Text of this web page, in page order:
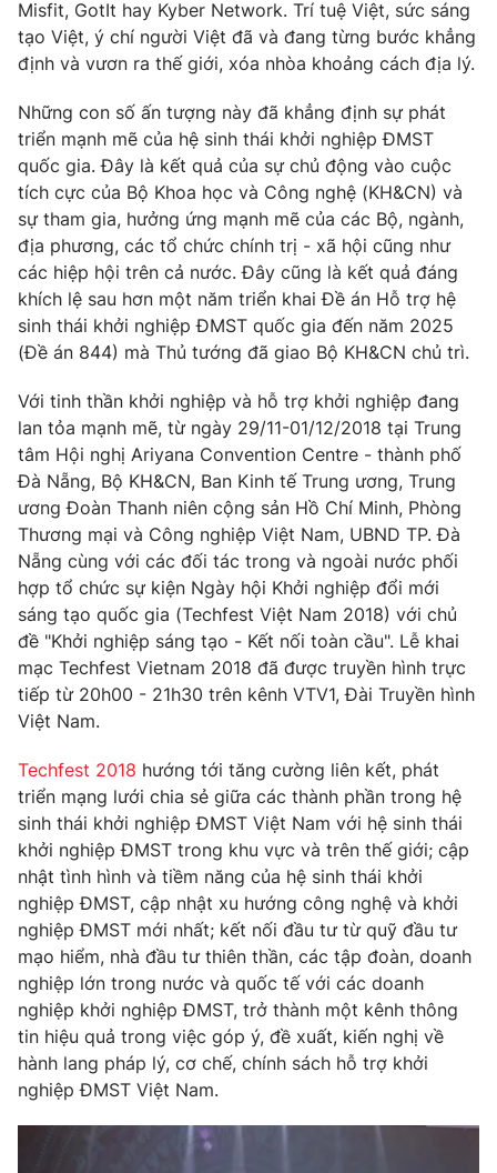
VTV4 Vươn mình bằng AI
VTV9 VTV8
Liên hệ tòa soạn English
THỜI BÁO VTV
Theo dõi báo trên
Cơ quan chủ quản:
Đài Truyền hình Việt Nam
Cơ quan báo chí:
Thời báo VTV
Giấy phép hoạt động báo in và báo điện tử số 483/GP-BTTTT
cấp ngày 29/12/2023
Tổng Biên tập:Vũ Thanh Thủy
Phó Tổng Biên tập:Nguyễn Thị Mỹ Hạnh, Phạm Quốc Thắng,
Nguyễn Trọng Ninh
Tổng đài VTV:024.38 355 931 - 024.38 355 932
Ðiện thoại Thời báo VTV: 024.66 897 897
Email:toasoan@vtv.vn
Liên hệ quảng cáo:
024-7300.7108
® Cấm sao chép dưới mọi hình thức nếu không có sự chấp
thuận bằng văn bản. Ghi rõ nguồn VTV.vn khi phát hành lại
thông tin từ website này.
Misfit, GotIt hay Kyber Network. Trí tuệ Việt, sức sáng
tạo Việt, ý chí người Việt đã và đang từng bước khẳng
định và vươn ra thế giới, xóa nhòa khoảng cách địa lý.
Những con số ấn tượng này đã khẳng định sự phát
triển mạnh mẽ của hệ sinh thái khởi nghiệp ĐMST
quốc gia. Đây là kết quả của sự chủ động vào cuộc
tích cực của Bộ Khoa học và Công nghệ (KH&CN) và
sự tham gia, hưởng ứng mạnh mẽ của các Bộ, ngành,
địa phương, các tổ chức chính trị - xã hội cũng như
các hiệp hội trên cả nước. Đây cũng là kết quả đáng
khích lệ sau hơn một năm triển khai Đề án Hỗ trợ hệ
sinh thái khởi nghiệp ĐMST quốc gia đến năm 2025
(Đề án 844) mà Thủ tướng đã giao Bộ KH&CN chủ trì.
Với tinh thần khởi nghiệp và hỗ trợ khởi nghiệp đang
lan tỏa mạnh mẽ, từ ngày 29/11-01/12/2018 tại Trung
tâm Hội nghị Ariyana Convention Centre - thành phố
Đà Nẵng, Bộ KH&CN, Ban Kinh tế Trung ương, Trung
ương Đoàn Thanh niên cộng sản Hồ Chí Minh, Phòng
Thương mại và Công nghiệp Việt Nam, UBND TP. Đà
Nẵng cùng với các đối tác trong và ngoài nước phối
hợp tổ chức sự kiện Ngày hội Khởi nghiệp đổi mới
sáng tạo quốc gia (Techfest Việt Nam 2018) với chủ
đề "Khởi nghiệp sáng tạo - Kết nối toàn cầu". Lễ khai
mạc Techfest Vietnam 2018 đã được truyền hình trực
tiếp từ 20h00 - 21h30 trên kênh VTV1, Đài Truyền hình
Việt Nam.
Techfest 2018 hướng tới tăng cường liên kết, phát
triển mạng lưới chia sẻ giữa các thành phần trong hệ
sinh thái khởi nghiệp ĐMST Việt Nam với hệ sinh thái
khởi nghiệp ĐMST trong khu vực và trên thế giới; cập
nhật tình hình và tiềm năng của hệ sinh thái khởi
nghiệp ĐMST, cập nhật xu hướng công nghệ và khởi
nghiệp ĐMST mới nhất; kết nối đầu tư từ quỹ đầu tư
mạo hiểm, nhà đầu tư thiên thần, các tập đoàn, doanh
nghiệp lớn trong nước và quốc tế với các doanh
nghiệp khởi nghiệp ĐMST, trở thành một kênh thông
tin hiệu quả trong việc góp ý, đề xuất, kiến nghị về
hành lang pháp lý, cơ chế, chính sách hỗ trợ khởi
nghiệp ĐMST Việt Nam.